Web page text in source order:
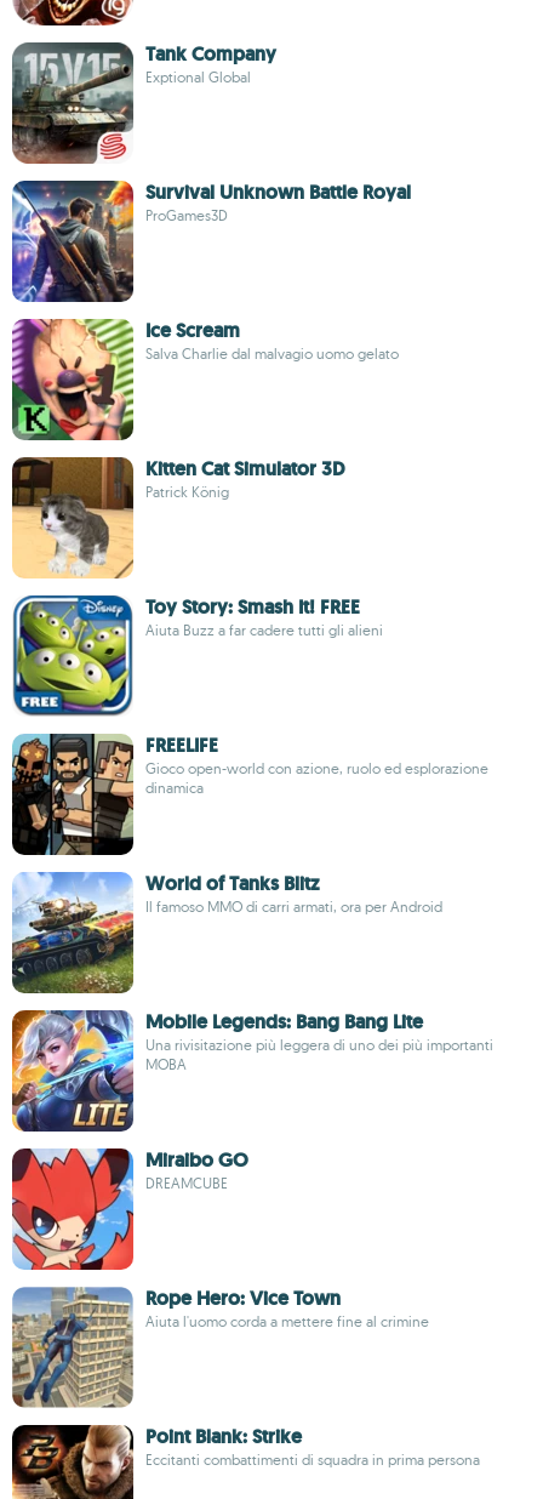
Tank Company
Exptional Global
Survival Unknown Battle Royal
ProGames3D
Ice Scream
Salva Charlie dal malvagio uomo gelato
Kitten Cat Simulator 3D
Patrick König
Toy Story: Smash It! FREE
Aiuta Buzz a far cadere tutti gli alieni
FREELIFE
Gioco open-world con azione, ruolo ed esplorazione
dinamica
World of Tanks Blitz
Il famoso MMO di carri armati, ora per Android
Mobile Legends: Bang Bang Lite
Una rivisitazione più leggera di uno dei più importanti
MOBA
Miraibo GO
DREAMCUBE
Rope Hero: Vice Town
Aiuta l'uomo corda a mettere fine al crimine
Point Blank: Strike
Eccitanti combattimenti di squadra in prima persona